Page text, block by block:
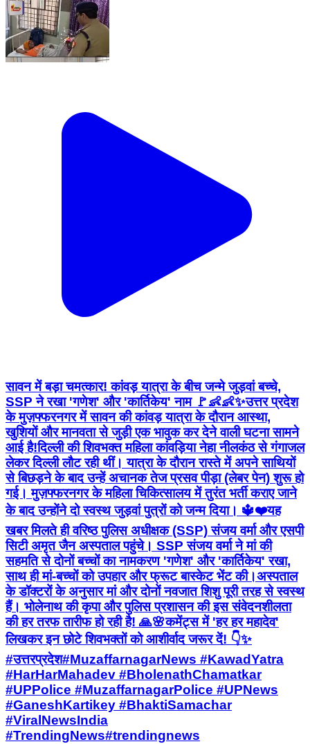
सावन में बड़ा चमत्कार! कांवड़ यात्रा के बीच जन्मे जुड़वां बच्चे,
SSP ने रखा 'गणेश' और 'कार्तिकेय' नाम 🚩👶👶✨ ​उत्तर प्रदेश
के मुज़फ्फरनगर में सावन की कांवड़ यात्रा के दौरान आस्था,
खुशियों और मानवता से जुड़ी एक भावुक कर देने वाली घटना सामने
आई है! ​दिल्ली की शिवभक्त महिला कांवड़िया नेहा नीलकंठ से गंगाजल
लेकर दिल्ली लौट रही थीं। यात्रा के दौरान रास्ते में अपने साथियों
से बिछड़ने के बाद उन्हें अचानक तेज प्रसव पीड़ा (लेबर पेन) शुरू हो
गई। मुज़फ्फरनगर के महिला चिकित्सालय में तुरंत भर्ती कराए जाने
के बाद उन्होंने दो स्वस्थ जुड़वां पुत्रों को जन्म दिया। 🔱❤️ ​यह
खबर मिलते ही वरिष्ठ पुलिस अधीक्षक (SSP) संजय वर्मा और एसपी
सिटी अमृत जैन अस्पताल पहुंचे। SSP संजय वर्मा ने मां की
सहमति से दोनों बच्चों का नामकरण 'गणेश' और 'कार्तिकेय' रखा,
साथ ही मां-बच्चों को उपहार और फ्रूट बास्केट भेंट की। ​अस्पताल
के डॉक्टरों के अनुसार मां और दोनों नवजात शिशु पूरी तरह से स्वस्थ
हैं। भोलेनाथ की कृपा और पुलिस प्रशासन की इस संवेदनशीलता
की हर तरफ तारीफ हो रही है! 🙏🌸 ​कमेंट्स में 'हर हर महादेव'
लिखकर इन छोटे शिवभक्तों को आशीर्वाद जरूर दें! 👇✨
#उत्तरप्रदेश ​#MuzaffarnagarNews #KawadYatra
#HarHarMahadev #BholenathChamatkar
#UPPolice #MuzaffarnagarPolice #UPNews
#GaneshKartikey #BhaktiSamachar
#ViralNewsIndia
#TrendingNews#trendingnews